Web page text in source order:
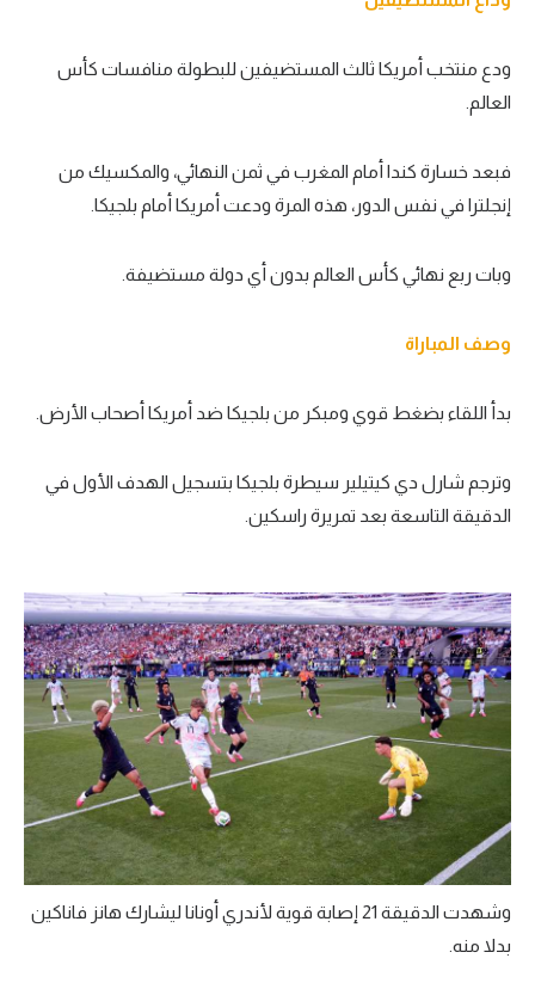
ودع منتخب أمريكا ثالث المستضيفين للبطولة منافسات كأس
العالم.
فبعد خسارة كندا أمام المغرب في ثمن النهائي، والمكسيك من
إنجلترا في نفس الدور، هذه المرة ودعت أمريكا أمام بلجيكا.
وبات ربع نهائي كأس العالم بدون أي دولة مستضيفة.
وصف المباراة
بدأ اللقاء بضغط قوي ومبكر من بلجيكا ضد أمريكا أصحاب الأرض.
وترجم شارل دي كيتيلير سيطرة بلجيكا بتسجيل الهدف الأول في
الدقيقة التاسعة بعد تمريرة راسكين.
وشهدت الدقيقة 21 إصابة قوية لأندري أونانا ليشارك هانز فاناكين
بدلا منه.